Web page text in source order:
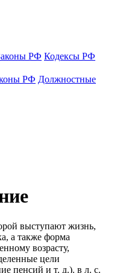
РФ Кодексы РФ
РФ Должностные
выступают жизнь,
а также форма
возрасту,
цели
пенсий и т. д.). в л. с.